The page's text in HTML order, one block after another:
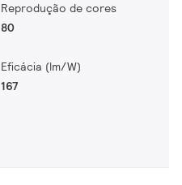
Reprodução de cores
80
Eficácia (lm/W)
167